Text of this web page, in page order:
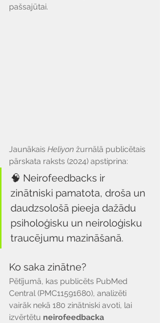
pašsajūtai.
Jaunākais Heliyon žurnālā publicētais
pārskata raksts (2024) apstiprina:
🧠 Neirofeedbacks ir
zinātniski pamatota, droša un
daudzsološā pieeja dažādu
psiholoģisku un neiroloģisku
traucējumu mazināšanā.
Ko saka zinātne?
Pētījumā, kas publicēts PubMed
Central (PMC11591680), analizēti
vairāk nekā 180 zinātniski avoti, lai
izvērtētu neirofeedbacka